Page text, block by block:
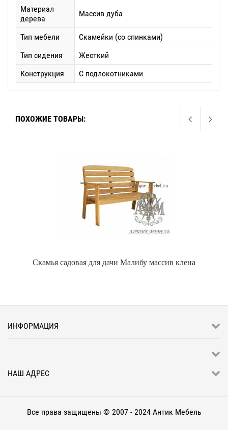
Материал
дерева
Массив дуба
Тип мебели
Скамейки (со спинками)
Тип сидения
Жесткий
Конструкция
С подлокотниками
ПОХОЖИЕ ТОВАРЫ:
Скамья садовая для дачи Малибу массив клена
ИНФОРМАЦИЯ
НАШ АДРЕС
Все права защищены © 2007 - 2024 Антик Мебель